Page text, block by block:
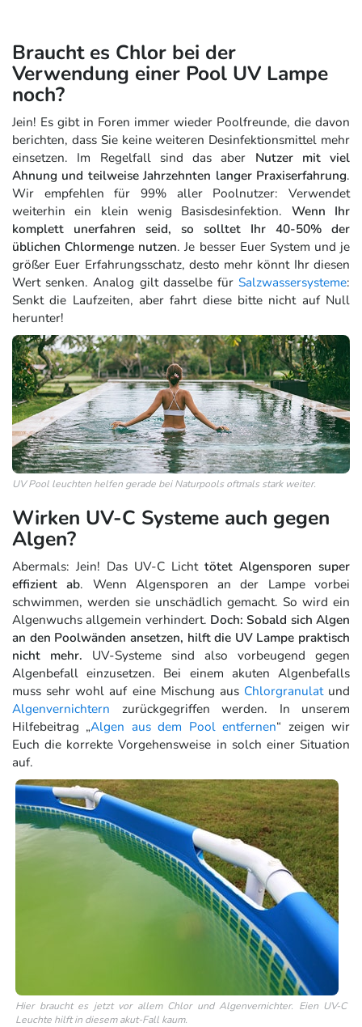
Braucht es Chlor bei der
Verwendung einer Pool UV Lampe
noch?
Jein! Es gibt in Foren immer wieder Poolfreunde, die davon
berichten, dass Sie keine weiteren Desinfektionsmittel mehr
einsetzen. Im Regelfall sind das aber Nutzer mit viel
Ahnung und teilweise Jahrzehnten langer Praxiserfahrung.
Wir empfehlen für 99% aller Poolnutzer: Verwendet
weiterhin ein klein wenig Basisdesinfektion. Wenn Ihr
komplett unerfahren seid, so solltet Ihr 40-50% der
üblichen Chlormenge nutzen. Je besser Euer System und je
größer Euer Erfahrungsschatz, desto mehr könnt Ihr diesen
Wert senken. Analog gilt dasselbe für Salzwassersysteme:
Senkt die Laufzeiten, aber fahrt diese bitte nicht auf Null
herunter!
UV Pool leuchten helfen gerade bei Naturpools oftmals stark weiter.
Wirken UV-C Systeme auch gegen
Algen?
Abermals: Jein! Das UV-C Lichttötet Algensporen super
effizient ab. Wenn Algensporen an der Lampe vorbei
schwimmen, werden sie unschädlich gemacht. So wird ein
Algenwuchs allgemein verhindert. Doch: Sobald sich Algen
an den Poolwänden ansetzen, hilft die UV Lampe praktisch
nicht mehr. UV-Systeme sind also vorbeugend gegen
Algenbefall einzusetzen. Bei einem akuten Algenbefalls
muss sehr wohl auf eine Mischung aus Chlorgranulatund
Algenvernichtern zurückgegriffen werden. In unserem
Hilfebeitrag „Algen aus dem Pool entfernen“ zeigen wir
Euch die korrekte Vorgehensweise in solch einer Situation
auf.
Hier braucht es jetzt vor allem Chlor und Algenvernichter. Eien UV-C
Leuchte hilft in diesem akut-Fall kaum.